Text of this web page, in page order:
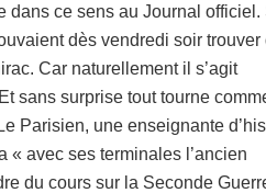
dans ce sens au Journal officiel.
dès vendredi soir trouver
Car naturellement il s’agit
sans surprise tout tourne
Parisien, une enseignante
« avec ses terminales l’ancien
du cours sur la Seconde